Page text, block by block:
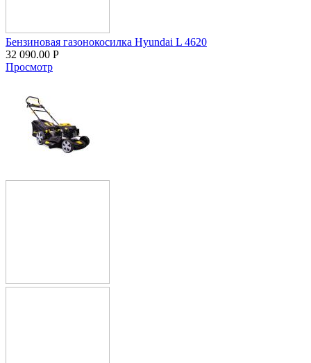
Бензиновая газонокосилка Hyundai L 4620
32 090.00 Р
Просмотр